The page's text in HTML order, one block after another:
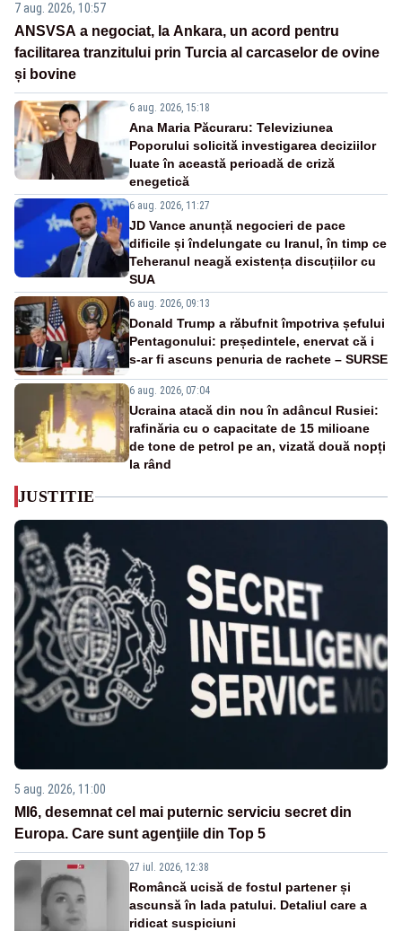
7 aug. 2026, 10:57
ANSVSA a negociat, la Ankara, un acord pentru
facilitarea tranzitului prin Turcia al carcaselor de ovine
și bovine
6 aug. 2026, 15:18
Ana Maria Păcuraru: Televiziunea
Poporului solicită investigarea deciziilor
luate în această perioadă de criză
enegetică
6 aug. 2026, 11:27
JD Vance anunță negocieri de pace
dificile și îndelungate cu Iranul, în timp ce
Teheranul neagă existența discuțiilor cu
SUA
6 aug. 2026, 09:13
Donald Trump a răbufnit împotriva șefului
Pentagonului: președintele, enervat că i
s-ar fi ascuns penuria de rachete – SURSE
6 aug. 2026, 07:04
Ucraina atacă din nou în adâncul Rusiei:
rafinăria cu o capacitate de 15 milioane
de tone de petrol pe an, vizată două nopți
la rând
JUSTITIE
5 aug. 2026, 11:00
MI6, desemnat cel mai puternic serviciu secret din
Europa. Care sunt agenţiile din Top 5
27 iul. 2026, 12:38
Româncă ucisă de fostul partener și
ascunsă în lada patului. Detaliul care a
ridicat suspiciuni